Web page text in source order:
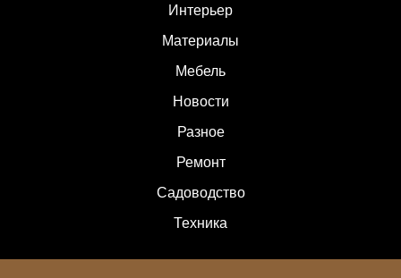
Интерьер
Материалы
Мебель
Новости
Разное
Ремонт
Садоводство
Техника